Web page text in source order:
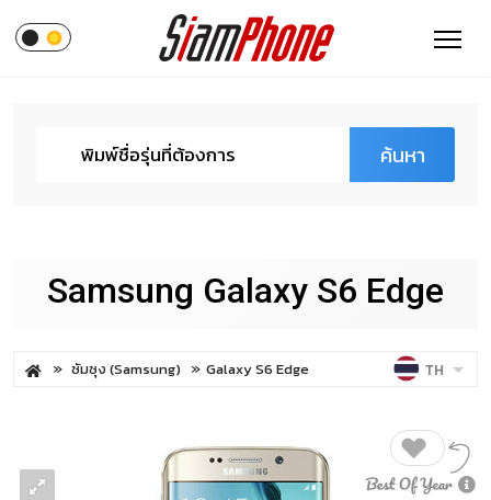
ค้นหา
Samsung Galaxy S6 Edge
ซัมซุง (Samsung) Galaxy S6 Edge TH